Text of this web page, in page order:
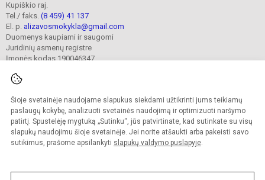
Šioje svetainėje naudojame slapukus siekdami užtikrinti jums teikiamų
paslaugų kokybę, analizuoti svetainės naudojimą ir optimizuoti naršymo
patirtį. Spustelėję mygtuką „Sutinku“, jūs patvirtinate, kad sutinkate su visų
slapukų naudojimu šioje svetainėje. Jei norite atšaukti arba pakeisti savo
sutikimus, prašome apsilankyti slapukų valdymo puslapyje.
Kupiškio raj.
Tel./ faks. (8 459) 41 137
El. p. alizavosmokykla@gmail.com
Duomenys kaupiami ir saugomi
Juridinių asmenų registre
Įmonės kodas 190046347
© 2023. Kupiškio r. Alizavos pagrindinė mokykla. Visos teisės saugomos.
Kopijuoti turinį be raštiško įstaigos administracijos sutikimo griežtai draudžiama.
Prieinamumo paraiška Slapukų valdymas
Sumanus būdas atnaujinti